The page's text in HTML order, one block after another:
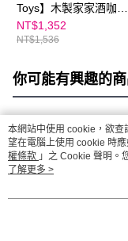
Toys】木製家家酒咖啡
機 - 優雅白 - 10705
NT$1,352
NT$1,536
你可能有興趣的
熱門標籤
本網站中使用 cookie，欲
望在電腦上使用 cookie 時
權條款 」之 Cookie 聲明。
用條款之 Cookie 聲明使用
了解更多 >